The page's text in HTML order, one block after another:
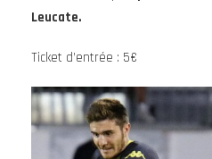
Leucate.
Ticket d’entrée : 5€